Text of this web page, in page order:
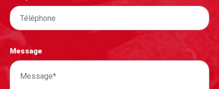
Message